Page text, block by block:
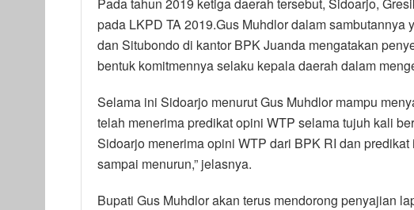
pada LKPD TA 2019.Gus Muhdlor dalam
dan Situbondo di kantor BPK Juanda mengatakan
bentuk komitmennya selaku kepala daerah dalam
Selama ini Sidoarjo menurut Gus Muhdlor mampu
telah menerima predikat opini WTP selama tujuh kali
Sidoarjo menerima opini WTP dari BPK RI dan
sampai menurun,” jelasnya.
Bupati Gus Muhdlor akan terus mendorong penyajian